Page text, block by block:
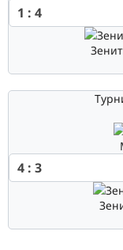
1 : 4
4 : 3